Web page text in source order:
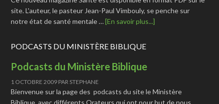
site. L'auteur, le pasteur Jean-Paul Vimbouly, se penche sur
notre état de santé mentale …[En savoir plus...]
PODCASTS DU MINISTÈRE BIBLIQUE
Podcasts du Ministère Biblique
1 OCTOBRE 2009 PAR STEPHANE
Bienvenue sur la page des podcasts du site le Ministère
Biblique avec différents Orateurs qui ont pour but de nous